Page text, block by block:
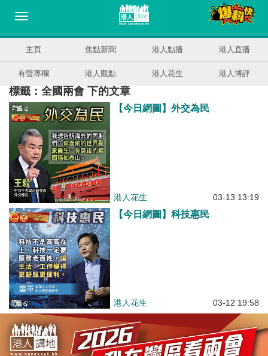
主頁 焦點新聞 港人點播 港人直播
有聲專欄 港人觀點 港人花生 港人博評
標籤：全國兩會 下的文章
【今日網圖】外交為民
港人花生 03-13 13:19
【今日網圖】科技惠民
港人花生 03-12 19:58